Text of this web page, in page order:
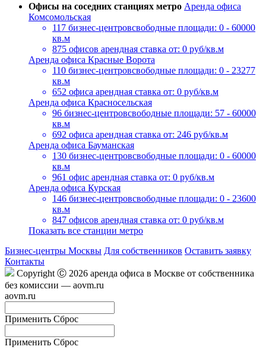
Офисы на соседних станциях метро Аренда офиса
Комсомольская
117 бизнес-центровсвободные площади: 0 - 60000
кв.м
875 офисов арендная ставка от: 0 руб/кв.м
Аренда офиса Красные Ворота
110 бизнес-центровсвободные площади: 0 - 23277
кв.м
652 офиса арендная ставка от: 0 руб/кв.м
Аренда офиса Красносельская
96 бизнес-центровсвободные площади: 57 - 60000
кв.м
692 офиса арендная ставка от: 246 руб/кв.м
Аренда офиса Бауманская
130 бизнес-центровсвободные площади: 0 - 60000
кв.м
961 офис арендная ставка от: 0 руб/кв.м
Аренда офиса Курская
146 бизнес-центровсвободные площади: 0 - 23600
кв.м
847 офисов арендная ставка от: 0 руб/кв.м
Показать все станции метро
Бизнес-центры Москвы Для собственников Оставить заявку
Контакты
Copyright Ⓒ 2026 аренда офиса в Москве от собственника
без комиссии — aovm.ru
aovm.ru
Применить Сброс
Применить Сброс